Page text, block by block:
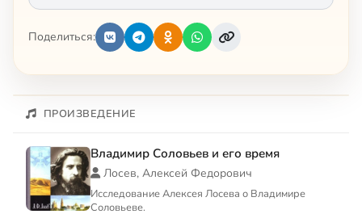
Поделиться:
ПРОИЗВЕДЕНИЕ
Владимир Соловьев и его время
Лосев, Алексей Федорович
Исследование Алексея Лосева о Владимире
Соловьеве.